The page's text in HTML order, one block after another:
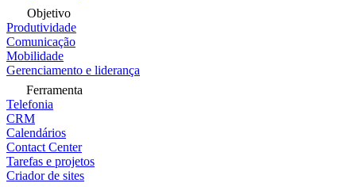
Objetivo
Produtividade
Comunicação
Mobilidade
Gerenciamento e liderança
Ferramenta
Telefonia
CRM
Calendários
Contact Center
Tarefas e projetos
Criador de sites